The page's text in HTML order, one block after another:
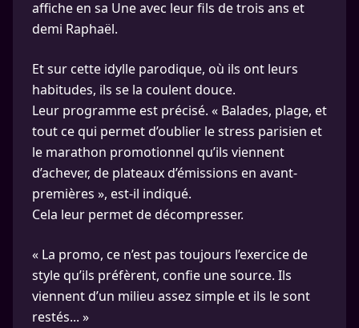
affiche en sa Une avec leur fils de trois ans et
demi Raphaël.
Et sur cette idylle parodique, où ils ont leurs
habitudes, ils se la coulent douce.
Leur programme est précisé. « Balades, plage, et
tout ce qui permet d’oublier le stress parisien et
le marathon promotionnel qu’ils viennent
d’achever, de plateaux d’émissions en avant-
premières », est-il indiqué.
Cela leur permet de décompresser.
« La promo, ce n’est pas toujours l’exercice de
style qu’ils préfèrent, confie une source. Ils
viennent d’un milieu assez simple et ils le sont
restés... »